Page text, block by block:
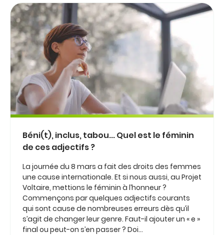
Béni(t), inclus, tabou... Quel est le féminin
de ces adjectifs ?
La journée du 8 mars a fait des droits des femmes
une cause internationale. Et si nous aussi, au Projet
Voltaire, mettions le féminin à l’honneur ?
Commençons par quelques adjectifs courants
qui sont cause de nombreuses erreurs dès qu’il
s’agit de changer leur genre. Faut-il ajouter un « e »
final ou peut-on s’en passer ? Doi...